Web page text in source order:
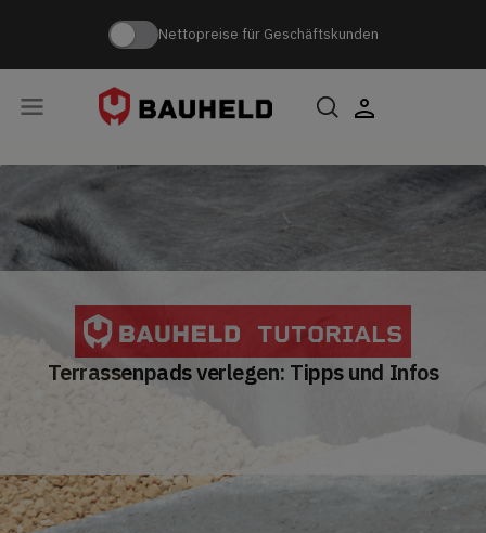
Nettopreise für Geschäftskunden
TUTORIALS
Terrassenpads verlegen: Tipps und Infos